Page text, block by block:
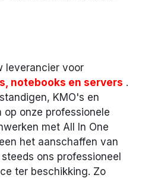
leverancier voor
notebooks en servers .
KMO's en
op onze professionele
met All In One
het aanschaffen van
ons professioneel
ter beschikking. Zo